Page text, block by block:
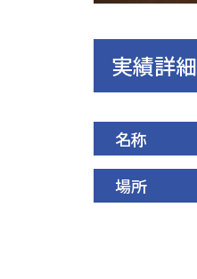
実績詳細
名称
場所